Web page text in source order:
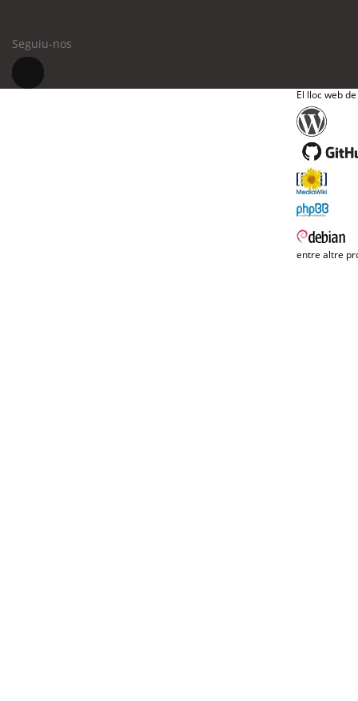
Seguiu-nos
El lloc web
entre altre